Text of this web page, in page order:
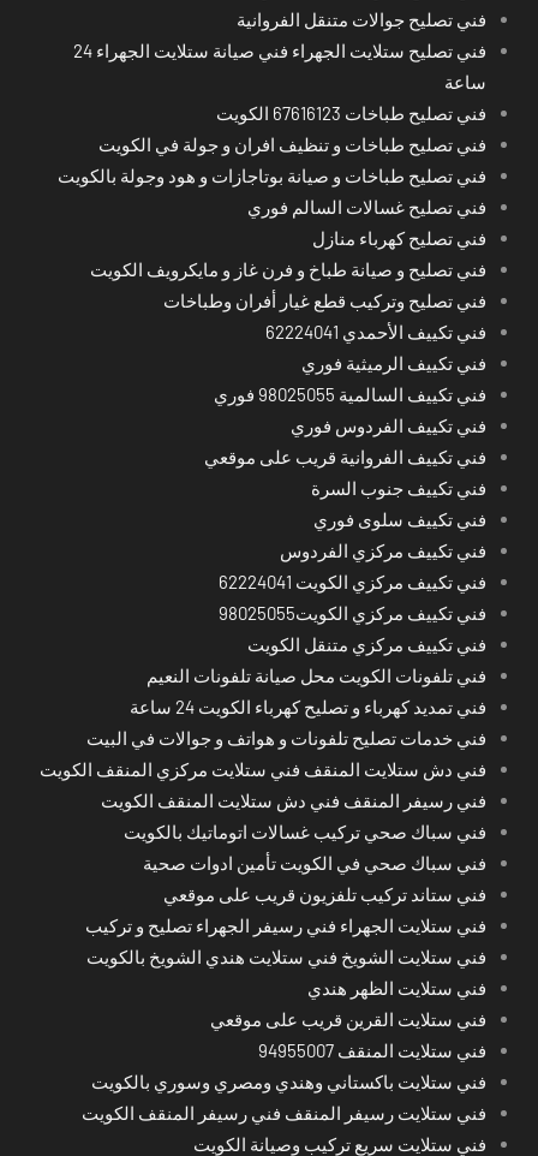
فني تصليح جوالات متنقل الفروانية
فني تصليح ستلايت الجهراء فني صيانة ستلايت الجهراء 24
ساعة
فني تصليح طباخات 67616123 الكويت
فني تصليح طباخات و تنظيف افران و جولة في الكويت
فني تصليح طباخات و صيانة بوتاجازات و هود وجولة بالكويت
فني تصليح غسالات السالم فوري
فني تصليح كهرباء منازل
فني تصليح و صيانة طباخ و فرن غاز و مايكرويف الكويت
فني تصليح وتركيب قطع غيار أفران وطباخات
فني تكييف الأحمدي 62224041
فني تكييف الرميثية فوري
فني تكييف السالمية 98025055 فوري
فني تكييف الفردوس فوري
فني تكييف الفروانية قريب على موقعي
فني تكييف جنوب السرة
فني تكييف سلوى فوري
فني تكييف مركزي الفردوس
فني تكييف مركزي الكويت 62224041
فني تكييف مركزي الكويت98025055
فني تكييف مركزي متنقل الكويت
فني تلفونات الكويت محل صيانة تلفونات النعيم
فني تمديد كهرباء و تصليح كهرباء الكويت 24 ساعة
فني خدمات تصليح تلفونات و هواتف و جوالات في البيت
فني دش ستلايت المنقف فني ستلايت مركزي المنقف الكويت
فني رسيفر المنقف فني دش ستلايت المنقف الكويت
فني سباك صحي تركيب غسالات اتوماتيك بالكويت
فني سباك صحي في الكويت تأمين ادوات صحية
فني ستاند تركيب تلفزيون قريب على موقعي
فني ستلايت الجهراء فني رسيفر الجهراء تصليح و تركيب
فني ستلايت الشويخ فني ستلايت هندي الشويخ بالكويت
فني ستلايت الظهر هندي
فني ستلايت القرين قريب على موقعي
فني ستلايت المنقف 94955007
فني ستلايت باكستاني وهندي ومصري وسوري بالكويت
فني ستلايت رسيفر المنقف فني رسيفر المنقف الكويت
فني ستلايت سريع تركيب وصيانة الكويت